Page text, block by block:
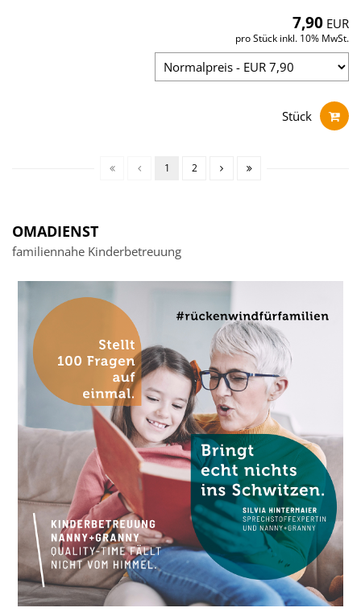
7,90 EUR
pro Stück inkl. 10% MwSt.
Stück
1 2
OMADIENST
familiennahe Kinderbetreuung